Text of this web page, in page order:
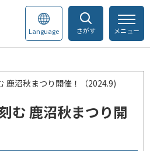
さがす
Language メニュー
鹿沼秋まつり開催！（2024.9)
む 鹿沼秋まつり開